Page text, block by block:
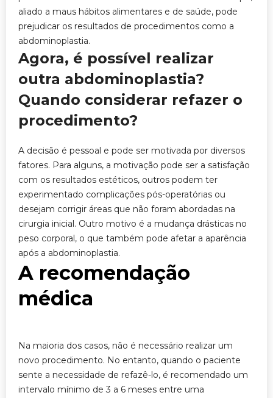
aliado a maus hábitos alimentares e de saúde, pode
prejudicar os resultados de procedimentos como a
abdominoplastia.
Agora, é possível realizar
outra abdominoplastia?
Quando considerar refazer o
procedimento?
A decisão é pessoal e pode ser motivada por diversos
fatores. Para alguns, a motivação pode ser a satisfação
com os resultados estéticos, outros podem ter
experimentado complicações pós-operatórias ou
desejam corrigir áreas que não foram abordadas na
cirurgia inicial. Outro motivo é a mudança drásticas no
peso corporal, o que também pode afetar a aparência
após a abdominoplastia.
A recomendação
médica
Na maioria dos casos, não é necessário realizar um
novo procedimento. No entanto, quando o paciente
sente a necessidade de refazê-lo, é recomendado um
intervalo mínimo de 3 a 6 meses entre uma